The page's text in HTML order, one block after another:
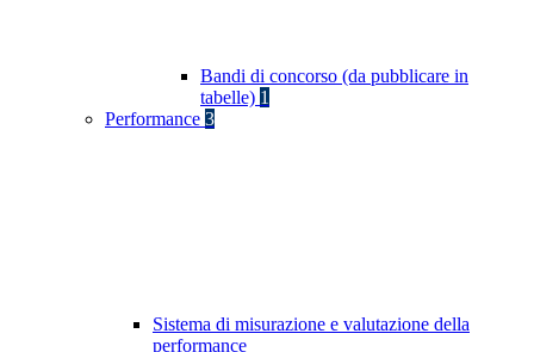
Bandi di concorso (da pubblicare in
tabelle) 1
Performance 3
Sistema di misurazione e valutazione della
performance